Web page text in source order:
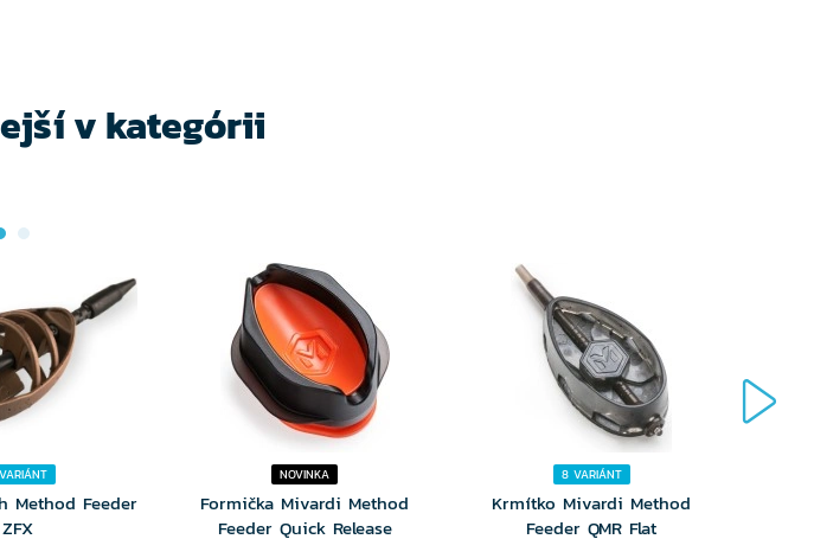
v kategórii
Method Feeder
ZFX
NOVINKA
Formička Mivardi Method
Feeder Quick Release
8 VARIÁNT
Krmítko Mivardi Method
Feeder QMR Flat